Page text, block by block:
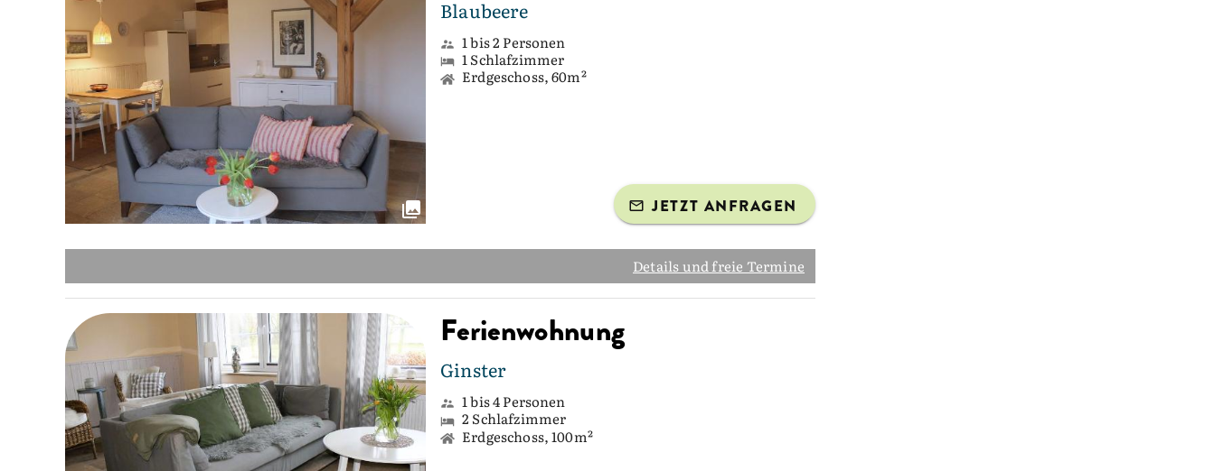
Blaubeere
1 bis 2 Personen
1 Schlafzimmer
Erdgeschoss, 60m²
JETZT ANFRAGEN
Details und freie Termine
Ferienwohnung
Ginster
1 bis 4 Personen
2 Schlafzimmer
Erdgeschoss, 100m²